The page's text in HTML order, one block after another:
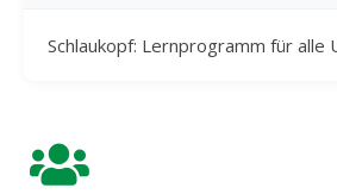
Schlaukopf: Lernprogramm für alle